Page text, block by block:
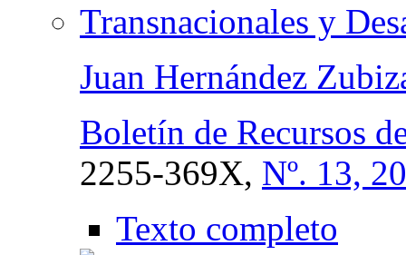
Transnacionales y
Juan Hernández
Boletín de Recursos
2255-369X, Nº. 13,
Texto completo